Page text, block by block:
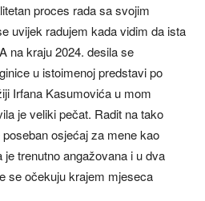
proces rada sa svojim
uvijek radujem kada vidim da ista
na kraju 2024. desila se
u istoimenoj predstavi po
Irfana Kasumovića u mom
je veliki pečat. Radit na tako
osjećaj za mene kao
trenutno angažovana i u dva
se očekuju krajem mjeseca